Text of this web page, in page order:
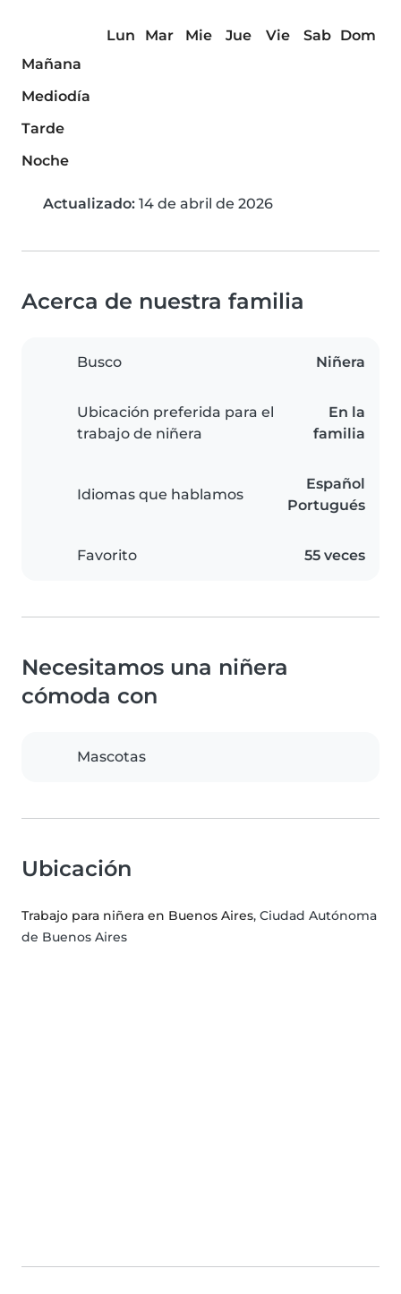
Lun Mar Mie Jue Vie Sab
Dom
Mañana
Mediodía
Tarde
Noche
Actualizado: 14 de abril de 2026
Acerca de nuestra familia
Busco Niñera
Ubicación preferida para el
trabajo de niñera
En la
familia
Idiomas que hablamos
Español
Portugués
Favorito 55 veces
Necesitamos una niñera
cómoda con
Mascotas
Ubicación
Trabajo para niñera en Buenos Aires, Ciudad Autónoma
de Buenos Aires